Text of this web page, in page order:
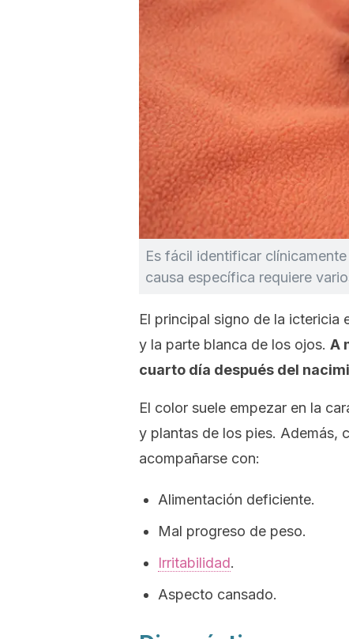
Es fácil identificar
causa específica requiere
El principal signo de la ictericia
y la parte blanca de los ojos. A
cuarto día después del
El color suele empezar en la
y plantas de los pies. Además,
acompañarse con:
Alimentación deficiente.
Mal progreso de peso.
Irritabilidad.
Aspecto cansado.